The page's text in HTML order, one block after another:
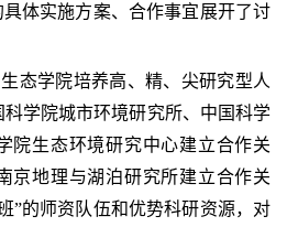
体实施方案、合作事宜展开了讨
态学院培养高、精、尖研究型人
学院城市环境研究所、中国科学
院生态环境研究中心建立合作关
京地理与湖泊研究所建立合作关
”的师资队伍和优势科研资源，对